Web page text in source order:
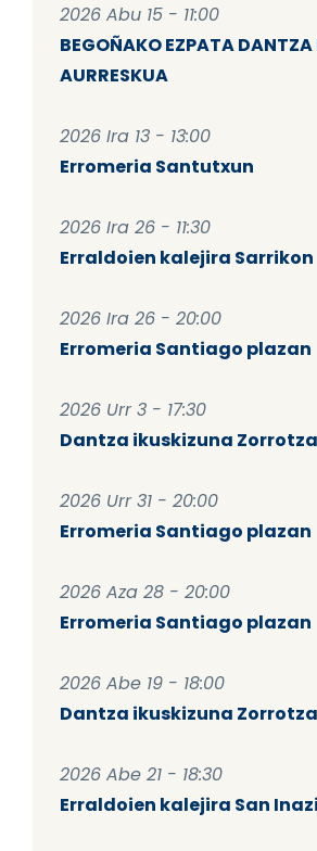
2026 Abu 15 - 11:00
BEGOÑAKO EZPATA DANTZA
AURRESKUA
2026 Ira 13 - 13:00
Erromeria Santutxun
2026 Ira 26 - 11:30
Erraldoien kalejira Sarrikon
2026 Ira 26 - 20:00
Erromeria Santiago plazan
2026 Urr 3 - 17:30
Dantza ikuskizuna
2026 Urr 31 - 20:00
Erromeria Santiago plazan
2026 Aza 28 - 20:00
Erromeria Santiago plazan
2026 Abe 19 - 18:00
Dantza ikuskizuna
2026 Abe 21 - 18:30
Erraldoien kalejira San